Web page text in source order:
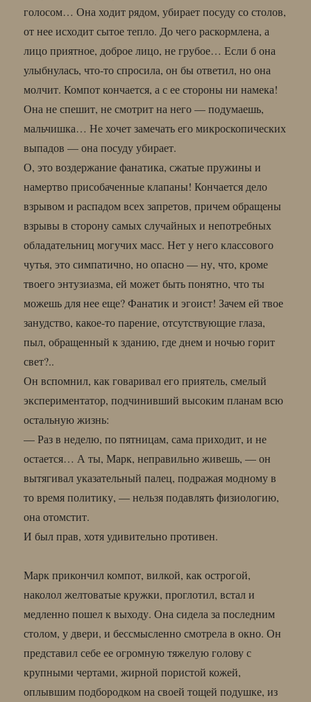
голосом… Она ходит рядом, убирает посуду со столов,
от нее исходит сытое тепло. До чего раскормлена, а
лицо приятное, доброе лицо, не грубое… Если б она
улыбнулась, что-то спросила, он бы ответил, но она
молчит. Компот кончается, а с ее стороны ни намека!
Она не спешит, не смотрит на него — подумаешь,
мальчишка… Не хочет замечать его микроскопических
выпадов — она посуду убирает.
О, это воздержание фанатика, сжатые пружины и
намертво присобаченные клапаны! Кончается дело
взрывом и распадом всех запретов, причем обращены
взрывы в сторону самых случайных и непотребных
обладательниц могучих масс. Нет у него классового
чутья, это симпатично, но опасно — ну, что, кроме
твоего энтузиазма, ей может быть понятно, что ты
можешь для нее еще? Фанатик и эгоист! Зачем ей твое
занудство, какое-то парение, отсутствующие глаза,
пыл, обращенный к зданию, где днем и ночью горит
свет?..
Он вспомнил, как говаривал его приятель, смелый
экспериментатор, подчинивший высоким планам всю
остальную жизнь:
— Раз в неделю, по пятницам, сама приходит, и не
остается… А ты, Марк, неправильно живешь, — он
вытягивал указательный палец, подражая модному в
то время политику, — нельзя подавлять физиологию,
она отомстит.
И был прав, хотя удивительно противен.
Марк прикончил компот, вилкой, как острогой,
наколол желтоватые кружки, проглотил, встал и
медленно пошел к выходу. Она сидела за последним
столом, у двери, и бессмысленно смотрела в окно. Он
представил себе ее огромную тяжелую голову с
крупными чертами, жирной пористой кожей,
оплывшим подбородком на своей тощей подушке, из